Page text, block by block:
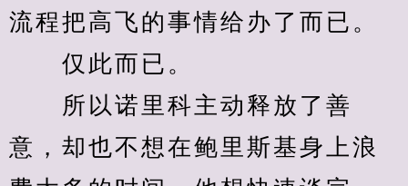
流程把高飞的事情给办了而已。
仅此而已。
所以诺里科主动释放了善
意，却也不想在鲍里斯基身上浪